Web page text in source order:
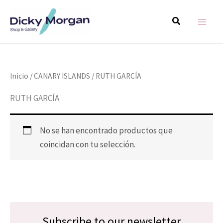
contenido
Buscar
Inicio /CANARY ISLANDS / RUTH GARCÍA
RUTH GARCÍA
No se han encontrado productos que
coincidan con tu selección.